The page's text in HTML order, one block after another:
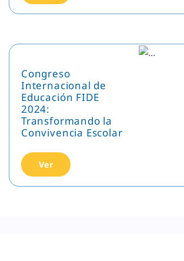
Congreso
Internacional de
Educación FIDE
2024:
Transformando la
Convivencia Escolar
Ver